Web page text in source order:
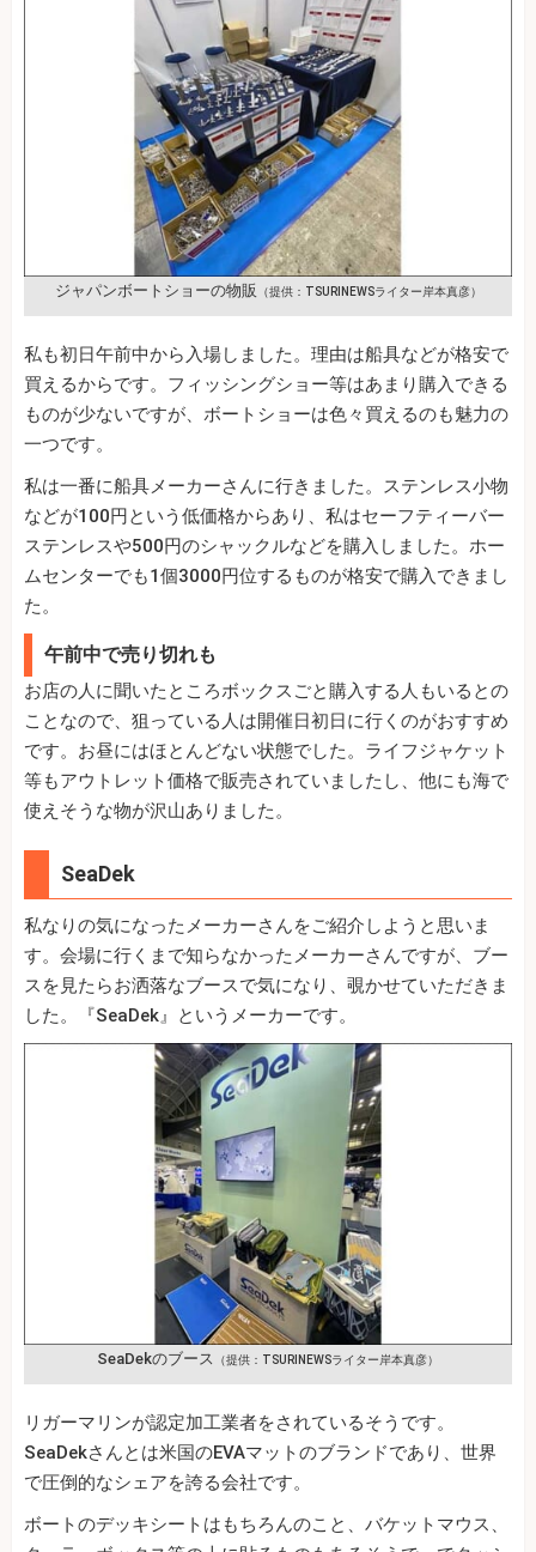
ジャパンボートショーの物販 （提供：TSURINEWSライター岸本真彦）
私も初日午前中から入場しました。理由は船具などが格安で
買えるからです。フィッシングショー等はあまり購入できる
ものが少ないですが、ボートショーは色々買えるのも魅力の
一つです。
私は一番に船具メーカーさんに行きました。ステンレス小物
などが100円という低価格からあり、私はセーフティーバー
ステンレスや500円のシャックルなどを購入しました。ホー
ムセンターでも1個3000円位するものが格安で購入できまし
た。
午前中で売り切れも
お店の人に聞いたところボックスごと購入する人もいるとの
ことなので、狙っている人は開催日初日に行くのがおすすめ
です。お昼にはほとんどない状態でした。ライフジャケット
等もアウトレット価格で販売されていましたし、他にも海で
使えそうな物が沢山ありました。
SeaDek
私なりの気になったメーカーさんをご紹介しようと思いま
す。会場に行くまで知らなかったメーカーさんですが、ブー
スを見たらお洒落なブースで気になり、覗かせていただきま
した。『SeaDek』というメーカーです。
SeaDekのブース （提供：TSURINEWSライター岸本真彦）
リガーマリンが認定加工業者をされているそうです。
SeaDekさんとは米国のEVAマットのブランドであり、世界
で圧倒的なシェアを誇る会社です。
ボートのデッキシートはもちろんのこと、バケットマウス、